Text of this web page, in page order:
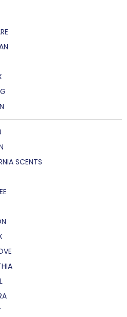
SCENTS